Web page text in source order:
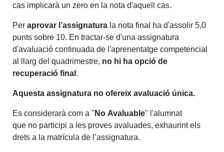
cas implicarà un zero en la nota d'aquell cas.
Peraprovar l’assignatura la nota final ha d'assolir 5,0
punts sobre 10. En tractar-se d'una assignatura
d'avaluació continuada de l'aprenentatge competencial
al llarg del quadrimestre, no hi ha opció de
recuperació final .
Aquesta assignatura no ofereix avaluació única.
Es considerarà com a " No Avaluable" l'alumnat
que no participi a les proves avaluades, exhaurint els
drets a la matrícula de l’assignatura.